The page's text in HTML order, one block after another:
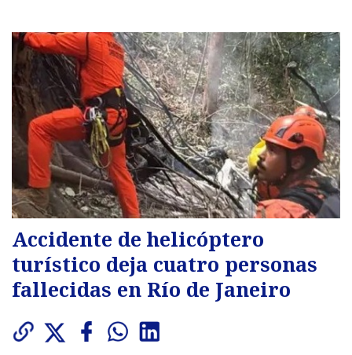
Accidente de helicóptero
turístico deja cuatro personas
fallecidas en Río de Janeiro